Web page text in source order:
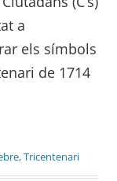
a
els símbols
de 1714
,Tricentenari